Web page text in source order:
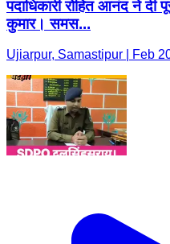
पदाधिकारी रोहित आनंद ने दी
कुमार। समस...
Ujiarpur, Samastipur | Feb